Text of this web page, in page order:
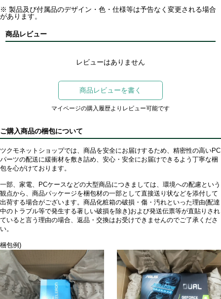
※ 製品及び付属品のデザイン・色・仕様等は予告なく変更される場合
があります。
商品レビュー
レビューはありません
商品レビューを書く
マイページの購入履歴よりレビュー可能です
ご購入商品の梱包について
ツクモネットショップでは、商品を安全にお届けするため、精密性の高いPC
パーツの配送に緩衝材を敷き詰め、安心・安全にお届けできるよう丁寧な梱
包を心がけております。
一部、家電、PCケースなどの大型商品につきましては、環境への配慮という
観点から、商品パッケージを梱包材の一部として直接送り状などを添付して
出荷する場合がございます。商品化粧箱の破損・傷・汚れといった理由(配達
中のトラブル等で発生する著しい破損を除き)および発送伝票等が直貼りされ
ていると言う理由の場合、返品・交換はお受けできませんのでご了承くださ
い。
梱包例)